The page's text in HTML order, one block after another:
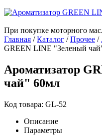
При покупке моторного
Главная /Каталог /Прочее /
GREEN LINE "Зеленый
Ароматизатор
чай" 60мл
Код товара: GL-52
Описание
Параметры